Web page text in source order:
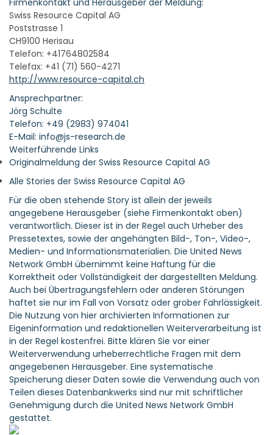
Swiss Resource Capital AG
Poststrasse 1
CH9100 Herisau
Telefon: +41764802584
Telefax: +41 (71) 560-4271
http://www.resource-capital.ch
Ansprechpartner:
Jörg Schulte
Telefon: +49 (2983) 974041
E-Mail: info@js-research.de
Weiterführende Links
Originalmeldung der Swiss Resource Capital AG
Alle Stories der Swiss Resource Capital AG
Für die oben stehende Story ist allein der jeweils
angegebene Herausgeber (siehe Firmenkontakt oben)
verantwortlich. Dieser ist in der Regel auch Urheber des
Pressetextes, sowie der angehängten Bild-, Ton-, Video-,
Medien- und Informationsmaterialien. Die United News
Network GmbH übernimmt keine Haftung für die
Korrektheit oder Vollständigkeit der dargestellten Meldung.
Auch bei Übertragungsfehlern oder anderen Störungen
haftet sie nur im Fall von Vorsatz oder grober Fahrlässigkeit.
Die Nutzung von hier archivierten Informationen zur
Eigeninformation und redaktionellen Weiterverarbeitung ist
in der Regel kostenfrei. Bitte klären Sie vor einer
Weiterverwendung urheberrechtliche Fragen mit dem
angegebenen Herausgeber. Eine systematische
Speicherung dieser Daten sowie die Verwendung auch von
Teilen dieses Datenbankwerks sind nur mit schriftlicher
Genehmigung durch die United News Network GmbH
gestattet.